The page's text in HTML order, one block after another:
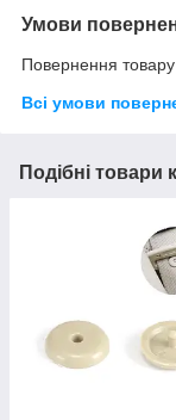
Умови
Повернення
Всі умови
Подібні товари